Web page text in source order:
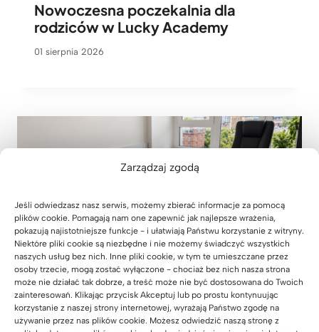
Zarządzaj zgodą
Jeśli odwiedzasz nasz serwis, możemy zbierać informacje za pomocą
plików cookie. Pomagają nam one zapewnić jak najlepsze wrażenia,
pokazują najistotniejsze funkcje - i ułatwiają Państwu korzystanie z witryny.
Niektóre pliki cookie są niezbędne i nie możemy świadczyć wszystkich
naszych usług bez nich. Inne pliki cookie, w tym te umieszczane przez
osoby trzecie, mogą zostać wyłączone - chociaż bez nich nasza strona
może nie działać tak dobrze, a treść może nie być dostosowana do Twoich
zainteresowań. Klikając przycisk Akceptuj lub po prostu kontynuując
korzystanie z naszej strony internetowej, wyrażają Państwo zgodę na
używanie przez nas plików cookie. Możesz odwiedzić naszą stronę z
Nowoczesna poczekalnia dla
rodziców w Lucky Academy
01 sierpnia 2026